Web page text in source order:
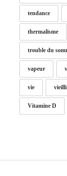
tendance
thermalisme
trouble du
vapeur
vie
Vitamine D